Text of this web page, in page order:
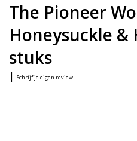
The Pioneer
Honeysuckle &
stuks
| Schrijf je eigen review